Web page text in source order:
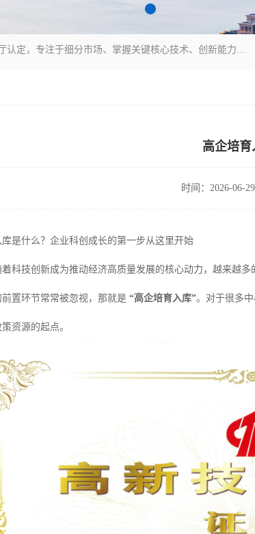
“专精特新”中小企业是指经省工业和信息化厅认定，专注于细分市场、掌握关键核心技术、创新能力强、市场占有率高、质量效益优，在专业化、精细化、特色化、新颖化等方面表现突出的中小企业。
高企培
时间：2026-06-29
库是什么？企业科创成长的第一步从这里开始
科技创新成为推动经济高质量发展的核心动力，越来越
置环节常常被忽视，那就是 “高企培育入库”。对于很多
资源的起点。